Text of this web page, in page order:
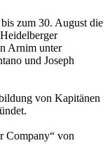
zum 30. August die
Arnim unter
und Joseph
von Kapitänen
Company“ von